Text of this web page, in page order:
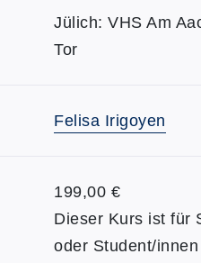
Jülich: VHS Am
Tor
Felisa Irigoyen
199,00 €
Dieser Kurs ist für
oder Student/